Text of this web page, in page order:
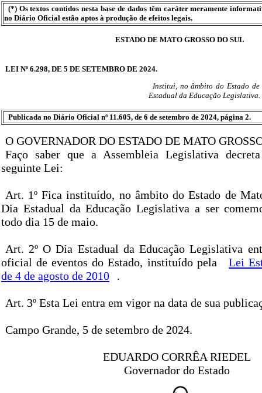
(*) Os textos contidos nesta base de dados têm caráter meramente
no Diário Oficial estão aptos à produção de efeitos legais.
ESTADO DE MATO GROSSO DO SUL
LEI Nº 6.298, DE 5 DE SETEMBRO DE 2024.
Institui, no âmbito do Estado
Estadual da Educação Legislativa.
Publicada no Diário Oficial nº 11.605, de 6 de setembro de 2024, página 2.
O GOVERNADOR DO ESTADO DE MATO
Faço saber que a Assembleia Legislativa
seguinte Lei:
Art. 1º Fica instituído, no âmbito do Estado de
Dia Estadual da Educação Legislativa a ser
todo dia 15 de maio.
Art. 2º O Dia Estadual da Educação Legislativa
oficial de eventos do Estado, instituído pela
Lei
de 4 de agosto de 2010
.
Art. 3º Esta Lei entra em vigor na data de sua
Campo Grande, 5 de setembro de 2024.
EDUARDO CORRÊA RIEDEL
Governador do Estado